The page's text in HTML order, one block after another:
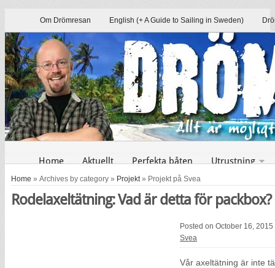
Om Drömresan English (+ A Guide to Sailing in Sweden)
Home Aktuellt Perfekta båten Utrustning
Home » Archives by category » Projekt» Projekt på Svea
Rodelaxeltätning: Vad är detta för packbox?
Posted on October 16,
Svea
Vår axeltätning är inte